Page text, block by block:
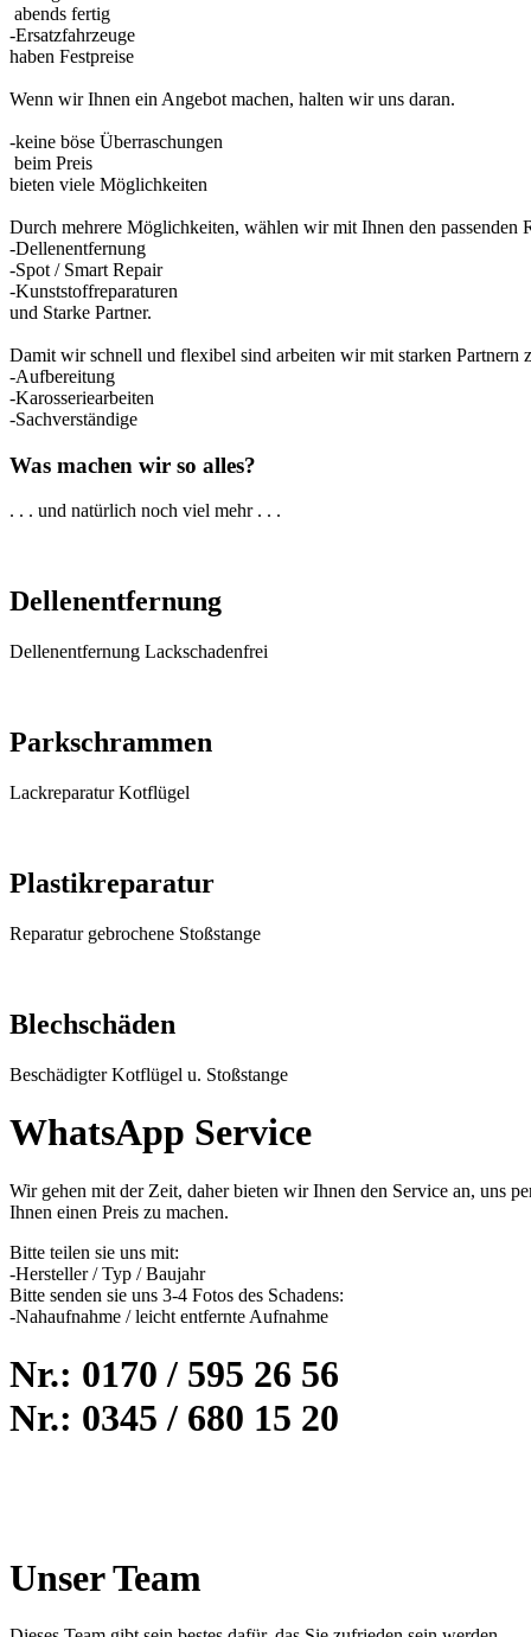
abends fertig
-Ersatzfahrzeuge
haben Festpreise
Wenn wir Ihnen ein Angebot machen, halten wir uns daran.
-keine böse Überraschungen
beim Preis
bieten viele Möglichkeiten
Durch mehrere Möglichkeiten, wählen wir mit Ihnen den passenden
-Dellenentfernung
-Spot / Smart Repair
-Kunststoffreparaturen
und Starke Partner.
Damit wir schnell und flexibel sind arbeiten wir mit starken Partnern
-Aufbereitung
-Karosseriearbeiten
-Sachverständige
Was machen wir so alles?
. . . und natürlich noch viel mehr . . .
Dellenentfernung
Dellenentfernung Lackschadenfrei
Parkschrammen
Lackreparatur Kotflügel
Plastikreparatur
Reparatur gebrochene Stoßstange
Blechschäden
Beschädigter Kotflügel u. Stoßstange
WhatsApp Service
Wir gehen mit der Zeit, daher bieten wir Ihnen den Service an, uns
Ihnen einen Preis zu machen.
Bitte teilen sie uns mit:
-Hersteller / Typ / Baujahr
Bitte senden sie uns 3-4 Fotos des Schadens:
-Nahaufnahme / leicht entfernte Aufnahme
Nr.: 0170 / 595 26 56
Nr.: 0345 / 680 15 20
Unser Team